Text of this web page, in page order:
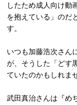
したため成人向け動
を抱えている」のだ
す。
いつも加藤浩次さん
が、そうした「どす
ていたのかもしれま
武田真治さんは『め